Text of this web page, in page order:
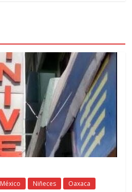
México Niñeces Oaxaca